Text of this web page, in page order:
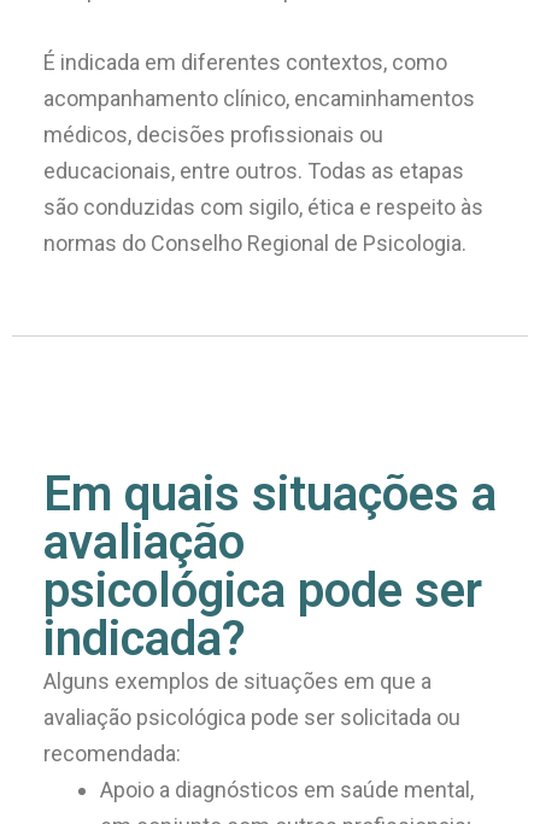
É indicada em diferentes contextos, como
acompanhamento clínico, encaminhamentos
médicos, decisões profissionais ou
educacionais, entre outros. Todas as etapas
são conduzidas com sigilo, ética e respeito às
normas do Conselho Regional de Psicologia.
Em quais situações a
avaliação
psicológica pode ser
indicada?
Alguns exemplos de situações em que a
avaliação psicológica pode ser solicitada ou
recomendada:
Apoio a diagnósticos em saúde mental,